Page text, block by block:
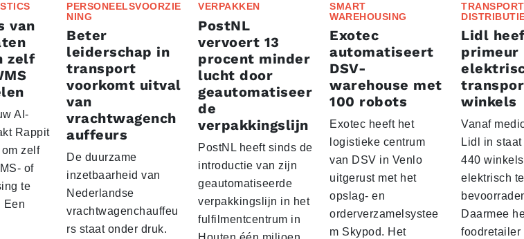
van
zelf
AI-
Rappit
zelf
of
te
Een
PERSONEELSVOORZIE
NING
Beter
leiderschap in
transport
voorkomt uitval
van
vrachtwagench
auffeurs
De duurzame
inzetbaarheid van
Nederlandse
vrachtwagenchauffeu
rs staat onder druk.
VERPAKKEN
PostNL
vervoert 13
procent minder
lucht door
geautomatiseer
de
verpakkingslijn
PostNL heeft sinds de
introductie van zijn
geautomatiseerde
verpakkingslijn in het
fulfilmentcentrum in
SMART
WAREHOUSING
Exotec
automatiseert
DSV-
warehouse met
100 robots
Exotec heeft het
logistieke centrum
van DSV in Venlo
uitgerust met het
opslag- en
orderverzamelsystee
m Skypod. Het
Lidl
primeur
winkels
Vanaf
Lidl in
440 winkels
elektrisch te
Daarmee
foodretailer